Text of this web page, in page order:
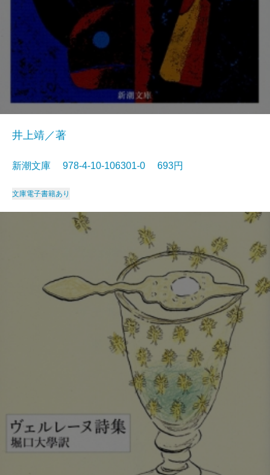
井上靖／著
新潮文庫 978-4-10-106301-0 693円
文庫電子書籍あり